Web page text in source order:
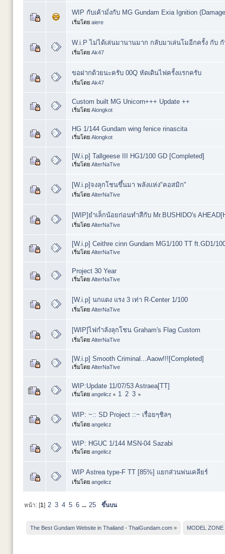
WIP กับเค้ามั่งกับ MG Gundam Exia Ignition
เริ่มโดย aiere
W.i.P ไม่ได้เล่นมานานมาก กลับมาเล่นโมอีกครั้ง กับ
เริ่มโดย Ak47
ขอฝากด้วยนะครับ 00Q หัดเดินไฟครั้งแรกครับ
เริ่มโดย Ak47
Custom built MG Unicorn+++ Update ++
เริ่มโดย Alongkot
HG 1/144 Gundam wing fenice rinascita
เริ่มโดย Alongkot
[W.i.p] Tallgeese III HG1/100 GD [Completed]
เริ่มโดย AlterNaTive
[W.i.p]จงลุกโชนขึ้นมา พลังแห่ง"คอสมิก"
เริ่มโดย AlterNaTive
[WIP]ยำเล็กน้อยก่อนทำสีกับ Mr.BUSHIDO's
เริ่มโดย AlterNaTive
[W.i.p] Ceithre cinn Gundam MG1/100 TT ft.GD1/
เริ่มโดย AlterNaTive
Project 30 Year
เริ่มโดย AlterNaTive
[W.i.p] นกแดง แรง 3 เท่า R-Center 1/100
เริ่มโดย AlterNaTive
[WIP]ไฟกำลังลุกโชน Graham's Flag Custom
เริ่มโดย AlterNaTive
[W.i.p] Smooth Criminal...Aaow!!![Completed]
เริ่มโดย AlterNaTive
WIP:Update 11/07/53 Astraea[TT]
เริ่มโดย angelicz « 1 2 3 »
WIP: ~:: SD Project ::~ เรื่อยๆชิลๆ
เริ่มโดย angelicz
WIP: HGUC 1/144 MSN-04 Sazabi
เริ่มโดย angelicz
WIP Astrea type-F TT [85%] แยกส่วนพ่นเคลียร์
เริ่มโดย angelicz
หน้า: [1] 2 3 4 5 6 ... 25 ขึ้นบน
The Best Gundam Website in Thailand - ThaiGundam.com » MODEL ZONE